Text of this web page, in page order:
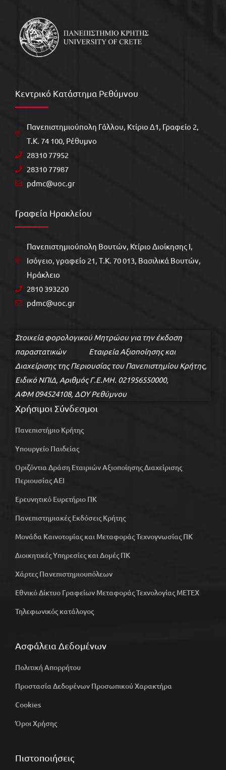
Κεντρικό Κατάστημα Ρεθύμνου
Πανεπιστημιούπολη Γάλλου, Kτίριο Δ1, Γραφείο 2,
Τ.Κ. 74 100, Ρέθυμνο
28310 77952
28310 77987
pdmc@uoc.gr
Γραφεία Ηρακλείου
Πανεπιστημιούπολη Βουτών, Κτίριο Διοίκησης Ι,
Ισόγειο, γραφείο 21, Τ.Κ. 70 013, Βασιλικά Βουτών,
Ηράκλειο
2810 393220
pdmc@uoc.gr
Στοιχεία φορολογικού Μητρώου για την έκδοση
παραστατικών Εταιρεία Αξιοποίησης και
Διαχείρισης της Περιουσίας του Πανεπιστημίου Κρήτης,
Ειδικό ΝΠΙΔ, Αριθμός Γ.Ε.ΜΗ. 021956550000,
ΑΦΜ 094524108, ΔΟΥ Ρεθύμνου
Χρήσιμοι Σύνδεσμοι
Πανεπιστήμιο Κρήτης
Υπουργείο Παιδείας
Οριζόντια Δράση Εταιριών Αξιοποίησης Διαχείρισης
Περιουσίας ΑΕΙ
Ερευνητικό Ευρετήριο ΠΚ
Πανεπιστημιακές Εκδόσεις Κρήτης
Μονάδα Καινοτομίας και Μεταφοράς Τεχνογνωσίας ΠΚ
Διοικητικές Υπηρεσίες και Δομές ΠΚ
Χάρτες Πανεπιστημιουπόλεων
Εθνικό Δίκτυο Γραφείων Μεταφοράς Τεχνολογίας ΜΕΤΕΧ
Τηλεφωνικός κατάλογος
Ασφάλεια Δεδομένων
Πολιτική Απορρήτου
Προστασία Δεδομένων Προσωπικού Χαρακτήρα
Cookies
Όροι Χρήσης
Πιστοποιήσεις